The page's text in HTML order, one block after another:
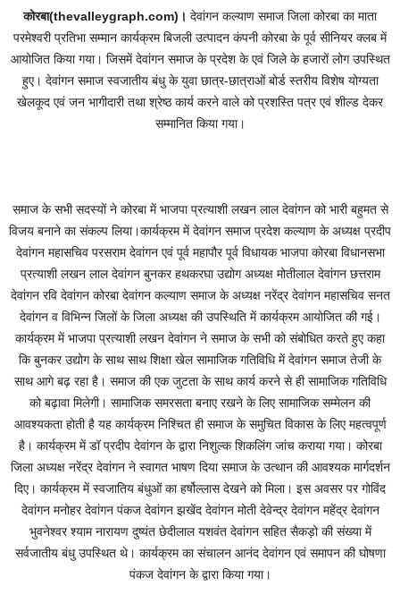
कोरबा(thevalleygraph.com)। देवांगन कल्याण समाज जिला कोरबा का माता
परमेश्वरी प्रतिभा सम्मान कार्यक्रम बिजली उत्पादन कंपनी कोरबा के पूर्व सीनियर क्लब में
आयोजित किया गया। जिसमें देवांगन समाज के प्रदेश के एवं जिले के हजारों लोग उपस्थित
हुए। देवांगन समाज स्वजातीय बंधु के युवा छात्र-छात्राओं बोर्ड स्तरीय विशेष योग्यता
खेलकूद एवं जन भागीदारी तथा श्रेष्ठ कार्य करने वाले को प्रशस्ति पत्र एवं शील्ड देकर
सम्मानित किया गया।
समाज के सभी सदस्यों ने कोरबा में भाजपा प्रत्याशी लखन लाल देवांगन को भारी बहुमत से
विजय बनाने का संकल्प लिया।कार्यक्रम में देवांगन समाज प्रदेश कल्याण के अध्यक्ष प्रदीप
देवांगन महासचिव परसराम देवांगन एवं पूर्व महापौर पूर्व विधायक भाजपा कोरबा विधानसभा
प्रत्याशी लखन लाल देवांगन बुनकर हथकरघा उद्योग अध्यक्ष मोतीलाल देवांगन छत्तराम
देवांगन रवि देवांगन कोरबा देवांगन कल्याण समाज के अध्यक्ष नरेंद्र देवांगन महासचिव सनत
देवांगन व विभिन्न जिलों के जिला अध्यक्ष की उपस्थिति में कार्यक्रम आयोजित की गई।
कार्यक्रम में भाजपा प्रत्याशी लखन देवांगन ने समाज के सभी को संबोधित करते हुए कहा
कि बुनकर उद्योग के साथ साथ शिक्षा खेल सामाजिक गतिविधि में देवांगन समाज तेजी के
साथ आगे बढ़ रहा है। समाज की एक जुटता के साथ कार्य करने से ही सामाजिक गतिविधि
को बढ़ावा मिलेगी। सामाजिक समरसता बनाए रखने के लिए सामाजिक सम्मेलन की
आवश्यकता होती है यह कार्यक्रम निश्चित ही समाज के समुचित विकास के लिए महत्वपूर्ण
है। कार्यक्रम में डॉ प्रदीप देवांगन के द्वारा निशुल्क शिकलिंग जांच कराया गया। कोरबा
जिला अध्यक्ष नरेंद्र देवांगन ने स्वागत भाषण दिया समाज के उत्थान की आवश्यक मार्गदर्शन
दिए। कार्यक्रम में स्वजातिय बंधुओं का हर्षोल्लास देखने को मिला। इस अवसर पर गोविंद
देवांगन मनोहर देवांगन पंकज देवांगन झखेंद देवांगन मोती देवेन्द्र देवांगन महेंद्र देवांगन
भुवनेश्वर श्याम नारायण दुष्यंत छेदीलाल यशवंत देवांगन सहित सैकड़ो की संख्या में
सर्वजातीय बंधु उपस्थित थे। कार्यक्रम का संचालन आनंद देवांगन एवं समापन की घोषणा
पंकज देवांगन के द्वारा किया गया।